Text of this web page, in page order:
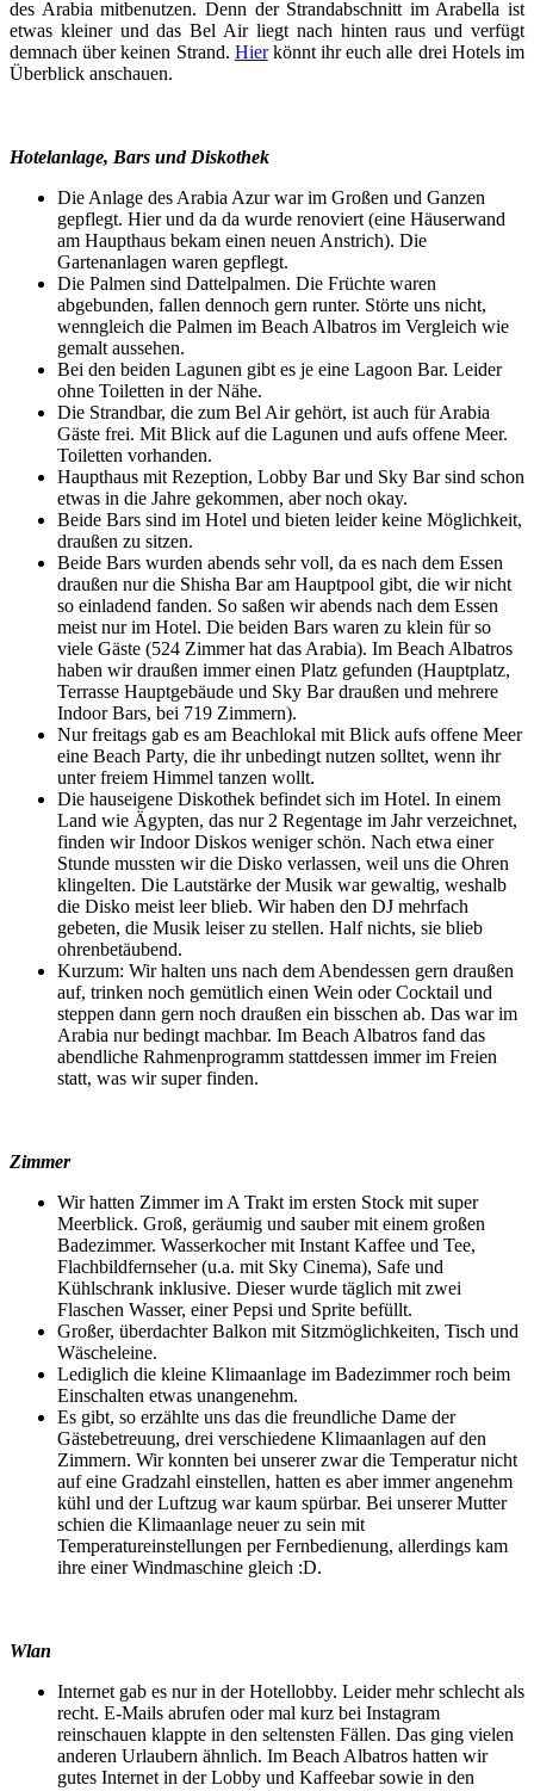
des Arabia mitbenutzen. Denn der Strandabschnitt im Arabella ist
etwas kleiner und das Bel Air liegt nach hinten raus und verfügt
demnach über keinen Strand. Hierkönnt ihr euch alle drei Hotels im
Überblick anschauen.
Hotelanlage, Bars und Diskothek
Die Anlage des Arabia Azur war im Großen und Ganzen
gepflegt. Hier und da da wurde renoviert (eine Häuserwand
am Haupthaus bekam einen neuen Anstrich). Die
Gartenanlagen waren gepflegt.
Die Palmen sind Dattelpalmen. Die Früchte waren
abgebunden, fallen dennoch gern runter. Störte uns nicht,
wenngleich die Palmen im Beach Albatros im Vergleich wie
gemalt aussehen.
Bei den beiden Lagunen gibt es je eine Lagoon Bar. Leider
ohne Toiletten in der Nähe.
Die Strandbar, die zum Bel Air gehört, ist auch für Arabia
Gäste frei. Mit Blick auf die Lagunen und aufs offene Meer.
Toiletten vorhanden.
Haupthaus mit Rezeption, Lobby Bar und Sky Bar sind schon
etwas in die Jahre gekommen, aber noch okay.
Beide Bars sind im Hotel und bieten leider keine Möglichkeit,
draußen zu sitzen.
Beide Bars wurden abends sehr voll, da es nach dem Essen
draußen nur die Shisha Bar am Hauptpool gibt, die wir nicht
so einladend fanden. So saßen wir abends nach dem Essen
meist nur im Hotel. Die beiden Bars waren zu klein für so
viele Gäste (524 Zimmer hat das Arabia). Im Beach Albatros
haben wir draußen immer einen Platz gefunden (Hauptplatz,
Terrasse Hauptgebäude und Sky Bar draußen und mehrere
Indoor Bars, bei 719 Zimmern).
Nur freitags gab es am Beachlokal mit Blick aufs offene Meer
eine Beach Party, die ihr unbedingt nutzen solltet, wenn ihr
unter freiem Himmel tanzen wollt.
Die hauseigene Diskothek befindet sich im Hotel. In einem
Land wie Ägypten, das nur 2 Regentage im Jahr verzeichnet,
finden wir Indoor Diskos weniger schön. Nach etwa einer
Stunde mussten wir die Disko verlassen, weil uns die Ohren
klingelten. Die Lautstärke der Musik war gewaltig, weshalb
die Disko meist leer blieb. Wir haben den DJ mehrfach
gebeten, die Musik leiser zu stellen. Half nichts, sie blieb
ohrenbetäubend.
Kurzum: Wir halten uns nach dem Abendessen gern draußen
auf, trinken noch gemütlich einen Wein oder Cocktail und
steppen dann gern noch draußen ein bisschen ab. Das war im
Arabia nur bedingt machbar. Im Beach Albatros fand das
abendliche Rahmenprogramm stattdessen immer im Freien
statt, was wir super finden.
Zimmer
Wir hatten Zimmer im A Trakt im ersten Stock mit super
Meerblick. Groß, geräumig und sauber mit einem großen
Badezimmer. Wasserkocher mit Instant Kaffee und Tee,
Flachbildfernseher (u.a. mit Sky Cinema), Safe und
Kühlschrank inklusive. Dieser wurde täglich mit zwei
Flaschen Wasser, einer Pepsi und Sprite befüllt.
Großer, überdachter Balkon mit Sitzmöglichkeiten, Tisch und
Wäscheleine.
Lediglich die kleine Klimaanlage im Badezimmer roch beim
Einschalten etwas unangenehm.
Es gibt, so erzählte uns das die freundliche Dame der
Gästebetreuung, drei verschiedene Klimaanlagen auf den
Zimmern. Wir konnten bei unserer zwar die Temperatur nicht
auf eine Gradzahl einstellen, hatten es aber immer angenehm
kühl und der Luftzug war kaum spürbar. Bei unserer Mutter
schien die Klimaanlage neuer zu sein mit
Temperatureinstellungen per Fernbedienung, allerdings kam
ihre einer Windmaschine gleich :D.
Wlan
Internet gab es nur in der Hotellobby. Leider mehr schlecht als
recht. E-Mails abrufen oder mal kurz bei Instagram
reinschauen klappte in den seltensten Fällen. Das ging vielen
anderen Urlaubern ähnlich. Im Beach Albatros hatten wir
gutes Internet in der Lobby und Kaffeebar sowie in den